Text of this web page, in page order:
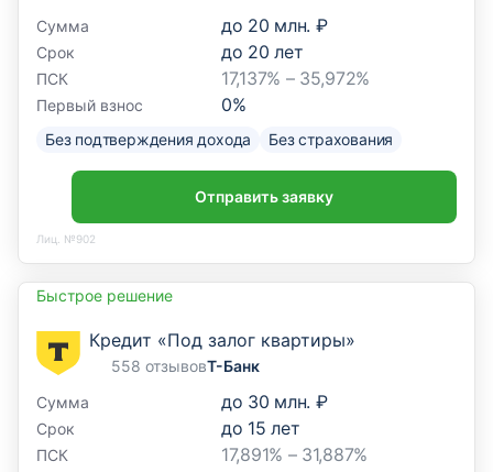
Сумма
до 20 млн. ₽
Срок до 20 лет
ПСК 17,137% – 35,972%
Первый взнос 0%
Без подтверждения дохода Без страхования
Отправить заявку
Лиц. №902
Быстрое решение
Кредит «Под залог квартиры»
558 отзывовТ-Банк
Сумма
до 30 млн. ₽
Срок до 15 лет
ПСК 17,891% – 31,887%